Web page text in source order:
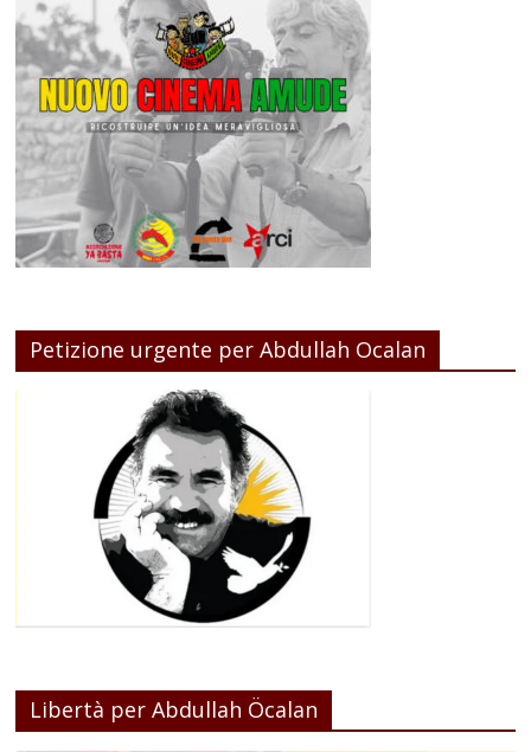
Petizione urgente per Abdullah Ocalan
Libertà per Abdullah Öcalan